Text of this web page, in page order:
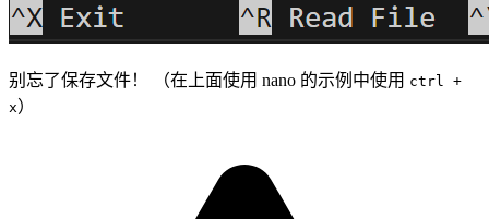
别忘了保存文件！ （在上面使用 nano 的示例中使用 ctrl +
x）